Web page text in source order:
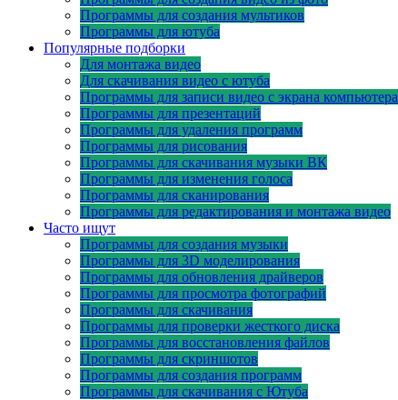
Программы для создания мультиков
Программы для ютуба
Популярные подборки
Для монтажа видео
Для скачивания видео с ютуба
Программы для записи видео с экрана компьютера
Программы для презентаций
Программы для удаления программ
Программы для рисования
Программы для скачивания музыки ВК
Программы для изменения голоса
Программы для сканирования
Программы для редактирования и монтажа видео
Часто ищут
Программы для создания музыки
Программы для 3D моделирования
Программы для обновления драйверов
Программы для просмотра фотографий
Программы для скачивания
Программы для проверки жесткого диска
Программы для восстановления файлов
Программы для скриншотов
Программы для создания программ
Программы для скачивания с Ютуба